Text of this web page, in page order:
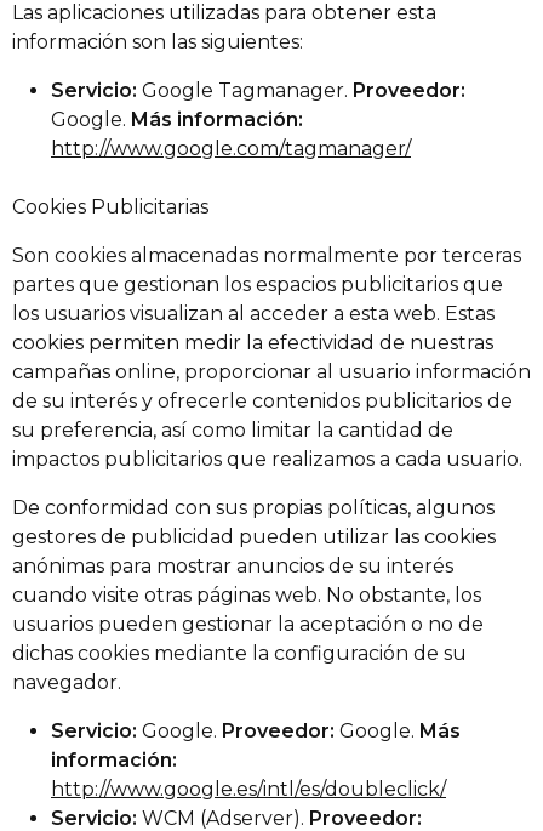
Las aplicaciones utilizadas para obtener esta
información son las siguientes:
Servicio: Google Tagmanager. Proveedor:
Google. Más información:
http://www.google.com/tagmanager/
Cookies Publicitarias
Son cookies almacenadas normalmente por terceras
partes que gestionan los espacios publicitarios que
los usuarios visualizan al acceder a esta web. Estas
cookies permiten medir la efectividad de nuestras
campañas online, proporcionar al usuario información
de su interés y ofrecerle contenidos publicitarios de
su preferencia, así como limitar la cantidad de
impactos publicitarios que realizamos a cada usuario.
De conformidad con sus propias políticas, algunos
gestores de publicidad pueden utilizar las cookies
anónimas para mostrar anuncios de su interés
cuando visite otras páginas web. No obstante, los
usuarios pueden gestionar la aceptación o no de
dichas cookies mediante la configuración de su
navegador.
Servicio: Google. Proveedor: Google. Más
información:
http://www.google.es/intl/es/doubleclick/
Servicio: WCM (Adserver). Proveedor: